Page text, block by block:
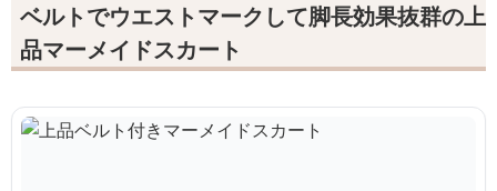
ベルトでウエストマークして脚長効果抜群の上
品マーメイドスカート